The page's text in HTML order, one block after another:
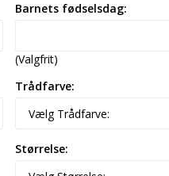
Barnets fødselsdag:
(Valgfrit)
Trådfarve:
Størrelse: